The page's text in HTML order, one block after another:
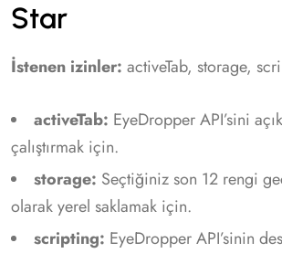
Star
İstenen izinler: activeTab, storage,
activeTab: EyeDropper API’sini
çalıştırmak için.
storage: Seçtiğiniz son 12 rengi
olarak yerel saklamak için.
scripting: EyeDropper API’sinin